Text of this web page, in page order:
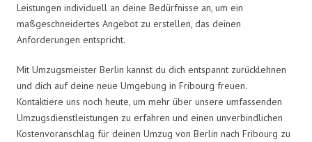
Leistungen individuell an deine Bedürfnisse an, um ein
maßgeschneidertes Angebot zu erstellen, das deinen
Anforderungen entspricht.
Mit Umzugsmeister Berlin kannst du dich entspannt zurücklehnen
und dich auf deine neue Umgebung in Fribourg freuen.
Kontaktiere uns noch heute, um mehr über unsere umfassenden
Umzugsdienstleistungen zu erfahren und einen unverbindlichen
Kostenvoranschlag für deinen Umzug von Berlin nach Fribourg zu